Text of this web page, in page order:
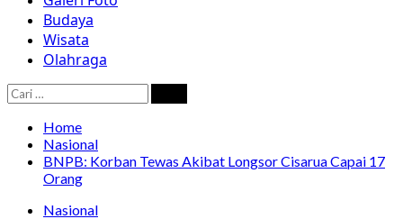
Budaya
Wisata
Olahraga
Cari
untuk:
Home
Nasional
BNPB: Korban Tewas Akibat Longsor Cisarua Capai 17
Orang
Nasional